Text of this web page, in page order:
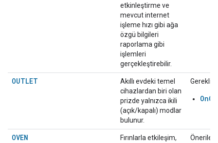
etkinleştirme ve
mevcut internet
işleme hızı gibi ağa
özgü bilgileri
raporlama gibi
işlemleri
gerçekleştirebilir.
OUTLET
Akıllı evdeki temel
cihazlardan biri olan
prizde yalnızca ikili
(açık/kapalı) modlar
bulunur.
Gerekli:
OVEN
Fırınlarla etkileşim,
Önerilen: